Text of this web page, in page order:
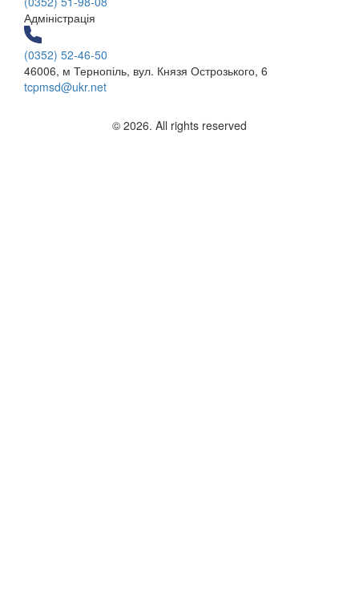
Адміністрація
(0352) 52-46-50
46006, м Тернопіль, вул. Князя Острозького, 6
tcpmsd@ukr.net
© 2026. All rights reserved